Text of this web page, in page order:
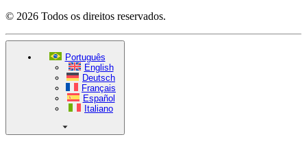
© 2026 Todos os direitos reservados.
Português
English
Deutsch
Français
Español
Italiano